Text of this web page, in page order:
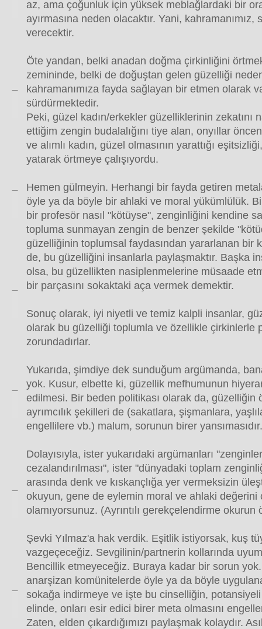
az, ama çoğunluk için yüksek meblağlardaki bir
ayırmasına neden olacaktır. Yani, kahramanımız,
verecektir.
Öte yandan, belki anadan doğma çirkinliğini
zemininde, belki de doğuştan gelen güzelliği
kahramanımıza fayda sağlayan bir etmen olarak
sürdürmektedir.
Peki, güzel kadın/erkekler güzelliklerinin zekatını
ettiğim zengin budalalığını tiye alan, onyıllar
ve alımlı kadın, güzel olmasının yarattığı
yatarak örtmeye çalışıyordu.
Hemen gülmeyin. Herhangi bir fayda getiren
öyle ya da böyle bir ahlaki ve moral yükümlülük.
bir profesör nasıl "kötüyse", zenginliğini kendine
topluma sunmayan zengin de benzer şekilde
güzelliğinin toplumsal faydasından yararlanan bir
de, bu güzelliğini insanlarla paylaşmaktır. Başka
olsa, bu güzellikten nasiplenmelerine müsaade
bir parçasını sokaktaki aça vermek demektir.
Sonuç olarak, iyi niyetli ve temiz kalpli insanlar,
olarak bu güzelliği toplumla ve özellikle çirkinlerle
zorundadırlar.
Yukarıda, şimdiye dek sunduğum argümanda,
yok. Kusur, elbette ki, güzellik mefhumunun
edilmesi. Bir beden politikası olarak da, güzelliğin
ayrımcılık şekilleri de (sakatlara, şişmanlara,
engellilere vb.) malum, sorunun birer yansımasıdır.
Dolayısıyla, ister yukarıdaki argümanları
cezalandırılması", ister "dünyadaki toplam
arasında denk ve kıskançlığa yer vermeksizin
okuyun, gene de eylemin moral ve ahlaki değerini
olamıyorsunuz. (Ayrıntılı gerekçelendirme okurun
Şevki Yılmaz'a hak verdik. Eşitlik istiyorsak, kuş
vazgeçeceğiz. Sevgilinin/partnerin kollarında
Bencillik etmeyeceğiz. Buraya kadar bir sorun
anarşizan komünitelerde öyle ya da böyle
sokağa indirmeye ve işte bu cinselliğin,
elinde, onları esir edici birer meta olmasını
Zaten, elden çıkardığımızı paylaşmak kolaydır.